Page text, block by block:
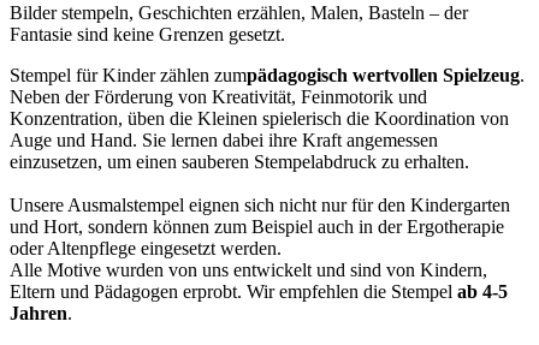
Bilder stempeln, Geschichten erzählen, Malen, Basteln – der
Fantasie sind keine Grenzen gesetzt.
Stempel für Kinder zählen zumpädagogisch wertvollen Spielzeug.
Neben der Förderung von Kreativität, Feinmotorik und
Konzentration, üben die Kleinen spielerisch die Koordination von
Auge und Hand. Sie lernen dabei ihre Kraft angemessen
einzusetzen, um einen sauberen Stempelabdruck zu erhalten.
Unsere Ausmalstempel eignen sich nicht nur für den Kindergarten
und Hort, sondern können zum Beispiel auch in der Ergotherapie
oder Altenpflege eingesetzt werden.
Alle Motive wurden von uns entwickelt und sind von Kindern,
Eltern und Pädagogen erprobt. Wir empfehlen die Stempel ab 4-5
Jahren.